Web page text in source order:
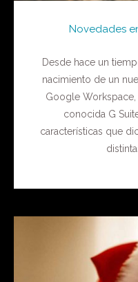
Novedades
Desde hace un
nacimiento de un
Google Workspace,
conocida G
características que